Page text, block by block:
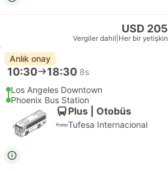
USD 205
Vergiler dahil Her bir yetişkin
Anlık onay
10:30 18:30 8s
Los Angeles Downtown
Phoenix Bus Station
Plus | Otobüs
Tufesa Internacional